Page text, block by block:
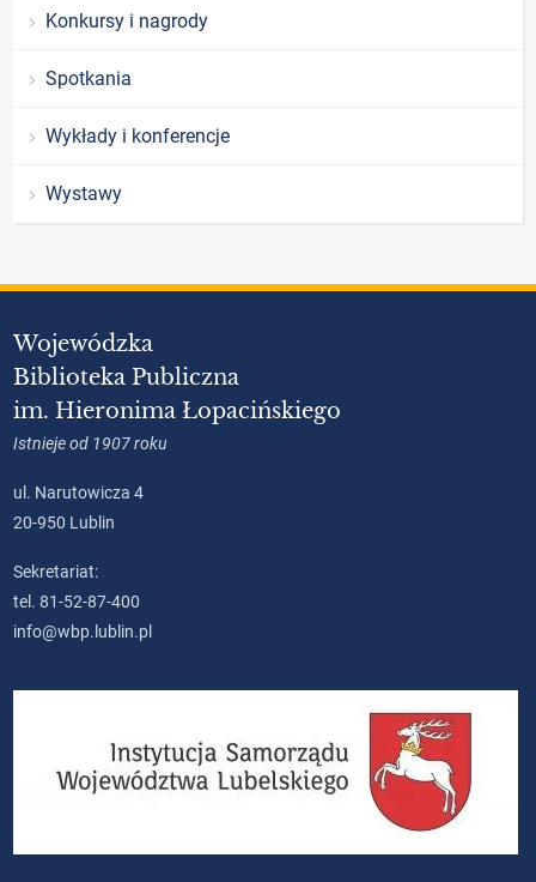
Konkursy i nagrody
Spotkania
Wykłady i konferencje
Wystawy
Wojewódzka
Biblioteka Publiczna
im. Hieronima Łopacińskiego
Istnieje od 1907 roku
ul. Narutowicza 4
20-950 Lublin
Sekretariat:
tel. 81-52-87-400
info@wbp.lublin.pl